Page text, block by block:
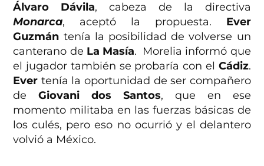
Álvaro Dávila, cabeza de la directiva
Monarca, aceptó la propuesta. Ever
Guzmán tenía la posibilidad de volverse un
canterano de La Masía. Morelia informó que
el jugador también se probaría con el Cádiz.
Ever tenía la oportunidad de ser compañero
deGiovani dos Santos, que en ese
momento militaba en las fuerzas básicas de
los culés, pero eso no ocurrió y el delantero
volvió a México.